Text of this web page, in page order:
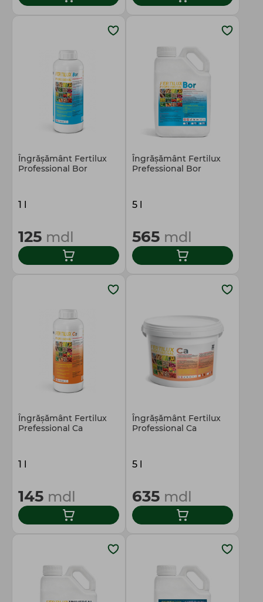
Îngrășământ Fertilux
Professional Bor
1 l
125 mdl
Îngrășământ Fertilux
Prefessional Bor
5 l
565 mdl
Îngrășământ Fertilux
Prefessional Ca
1 l
145 mdl
Îngrășământ Fertilux
Professional Ca
5 l
635 mdl